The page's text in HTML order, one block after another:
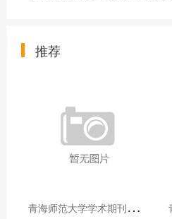
推荐
青
海师范大学学术期刊两个专栏入选2025年青海省期刊重点专栏